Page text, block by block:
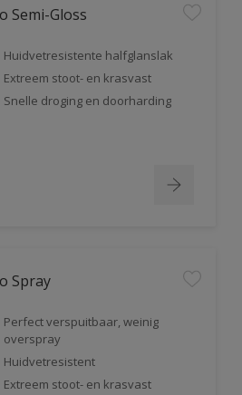
Semi-Gloss
Huidvetresistente halfglanslak
Extreem stoot- en krasvast
Snelle droging en doorharding
Spray
Perfect verspuitbaar, weinig
overspray
Huidvetresistent
Extreem stoot- en krasvast